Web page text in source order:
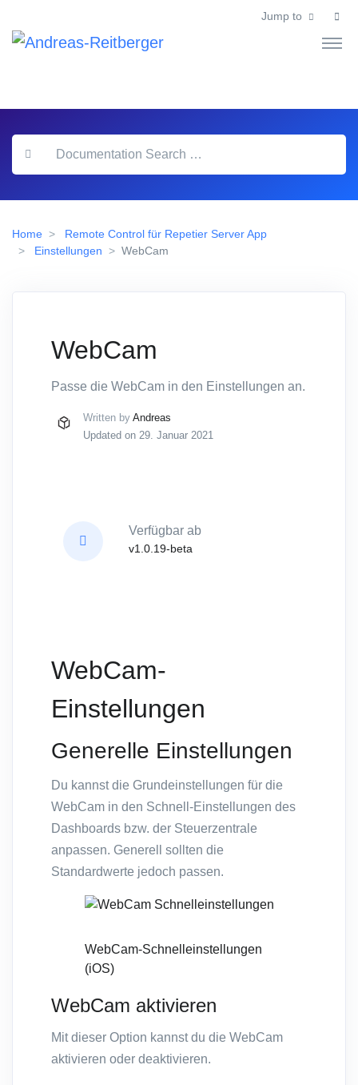
Jump to
Home
Remote Control für Repetier Server App
Einstellungen
WebCam
WebCam
Passe die WebCam in den Einstellungen an.
Written by Andreas
Updated on 29. Januar 2021
Verfügbar ab
v1.0.19-beta
WebCam-
Einstellungen
Generelle Einstellungen
Du kannst die Grundeinstellungen für die
WebCam in den Schnell-Einstellungen des
Dashboards bzw. der Steuerzentrale
anpassen. Generell sollten die
Standardwerte jedoch passen.
WebCam-Schnelleinstellungen
(iOS)
WebCam aktivieren
Mit dieser Option kannst du die WebCam
aktivieren oder deaktivieren.